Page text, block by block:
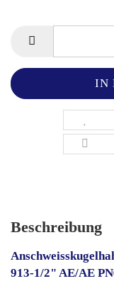
Beschreibung
913-1/2" AE/AE